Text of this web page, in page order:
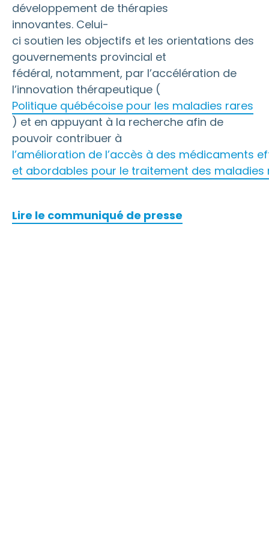
développement de thérapies
innovantes. Celui-
ci soutien les objectifs et les orientations des
gouvernements provincial et
fédéral, notamment, par l’accélération de
l’innovation thérapeutique (
Politique québécoise pour les maladies rares
) et en appuyant à la recherche afin de
pouvoir contribuer à
l’amélioration de l’accès à des médicaments
et abordables pour le traitement des maladies
Lire le communiqué de presse